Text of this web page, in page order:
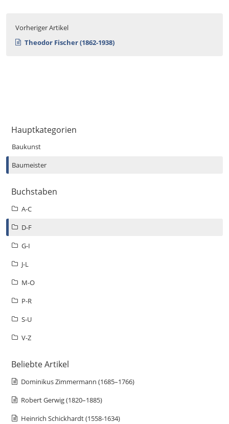
Vorheriger Artikel
Theodor Fischer (1862-1938)
Hauptkategorien
Baukunst
Baumeister
Buchstaben
A-C
D-F
G-I
J-L
M-O
P-R
S-U
V-Z
Beliebte Artikel
Dominikus Zimmermann (1685–1766)
Robert Gerwig (1820–1885)
Heinrich Schickhardt (1558-1634)